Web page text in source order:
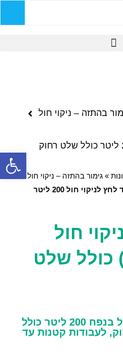
בהתזה – ניקוי חול
»גימור בהתזה – ניקוי חול
דוד לחץ לניקוי חול 200 ליטר
חול
כולל שלט
דוד לחץ להתזת חול בנפח 200 ליטר כולל
לעבודות קטנות עד